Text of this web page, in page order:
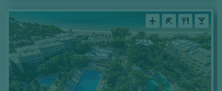
airplanemode_active beach_access restaurant local_bar